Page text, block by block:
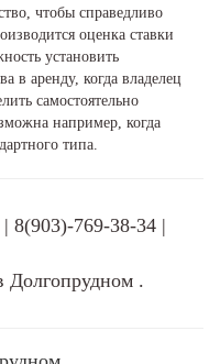
чтобы справедливо
оценка ставки
установить
в аренду, когда владелец
самостоятельно
например, когда
типа.
8(903)-769-38-34 |
Долгопрудном .